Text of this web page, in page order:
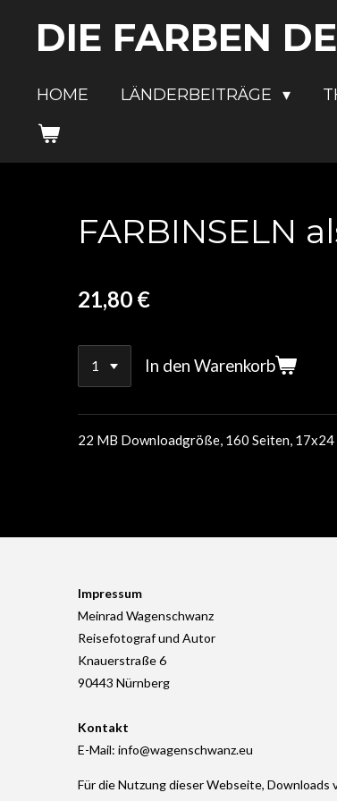
Hauptinhalt
DIE FARBEN
HOME LÄNDERBEITRÄGE
FARBINSELN
21,80 €
In den Warenkorb
22 MB Downloadgröße, 160 Seiten,
Impressum
Meinrad Wagenschwanz
Reisefotograf und Autor
Knauerstraße 6
90443 Nürnberg
Kontakt
E-Mail: info@wagenschwanz.eu
Für die Nutzung dieser Webseite, Downloads